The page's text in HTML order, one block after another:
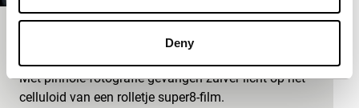
Deny
Met pinhole-fotografie gevangen zuiver licht op het
celluloid van een rolletje super8-film.